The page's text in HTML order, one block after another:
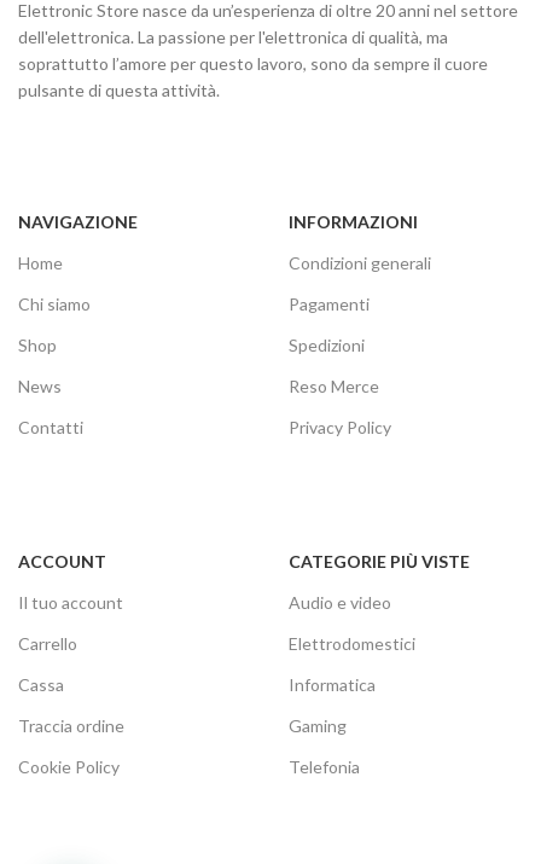
Elettronic Store nasce da un’esperienza di oltre 20 anni nel settore
dell'elettronica. La passione per l'elettronica di qualità, ma
soprattutto l’amore per questo lavoro, sono da sempre il cuore
pulsante di questa attività.
NAVIGAZIONE
Home
Chi siamo
Shop
News
Contatti
INFORMAZIONI
Condizioni generali
Pagamenti
Spedizioni
Reso Merce
Privacy Policy
ACCOUNT
Il tuo account
Carrello
Cassa
Traccia ordine
Cookie Policy
CATEGORIE PIÙ VISTE
Audio e video
Elettrodomestici
Informatica
Gaming
Telefonia